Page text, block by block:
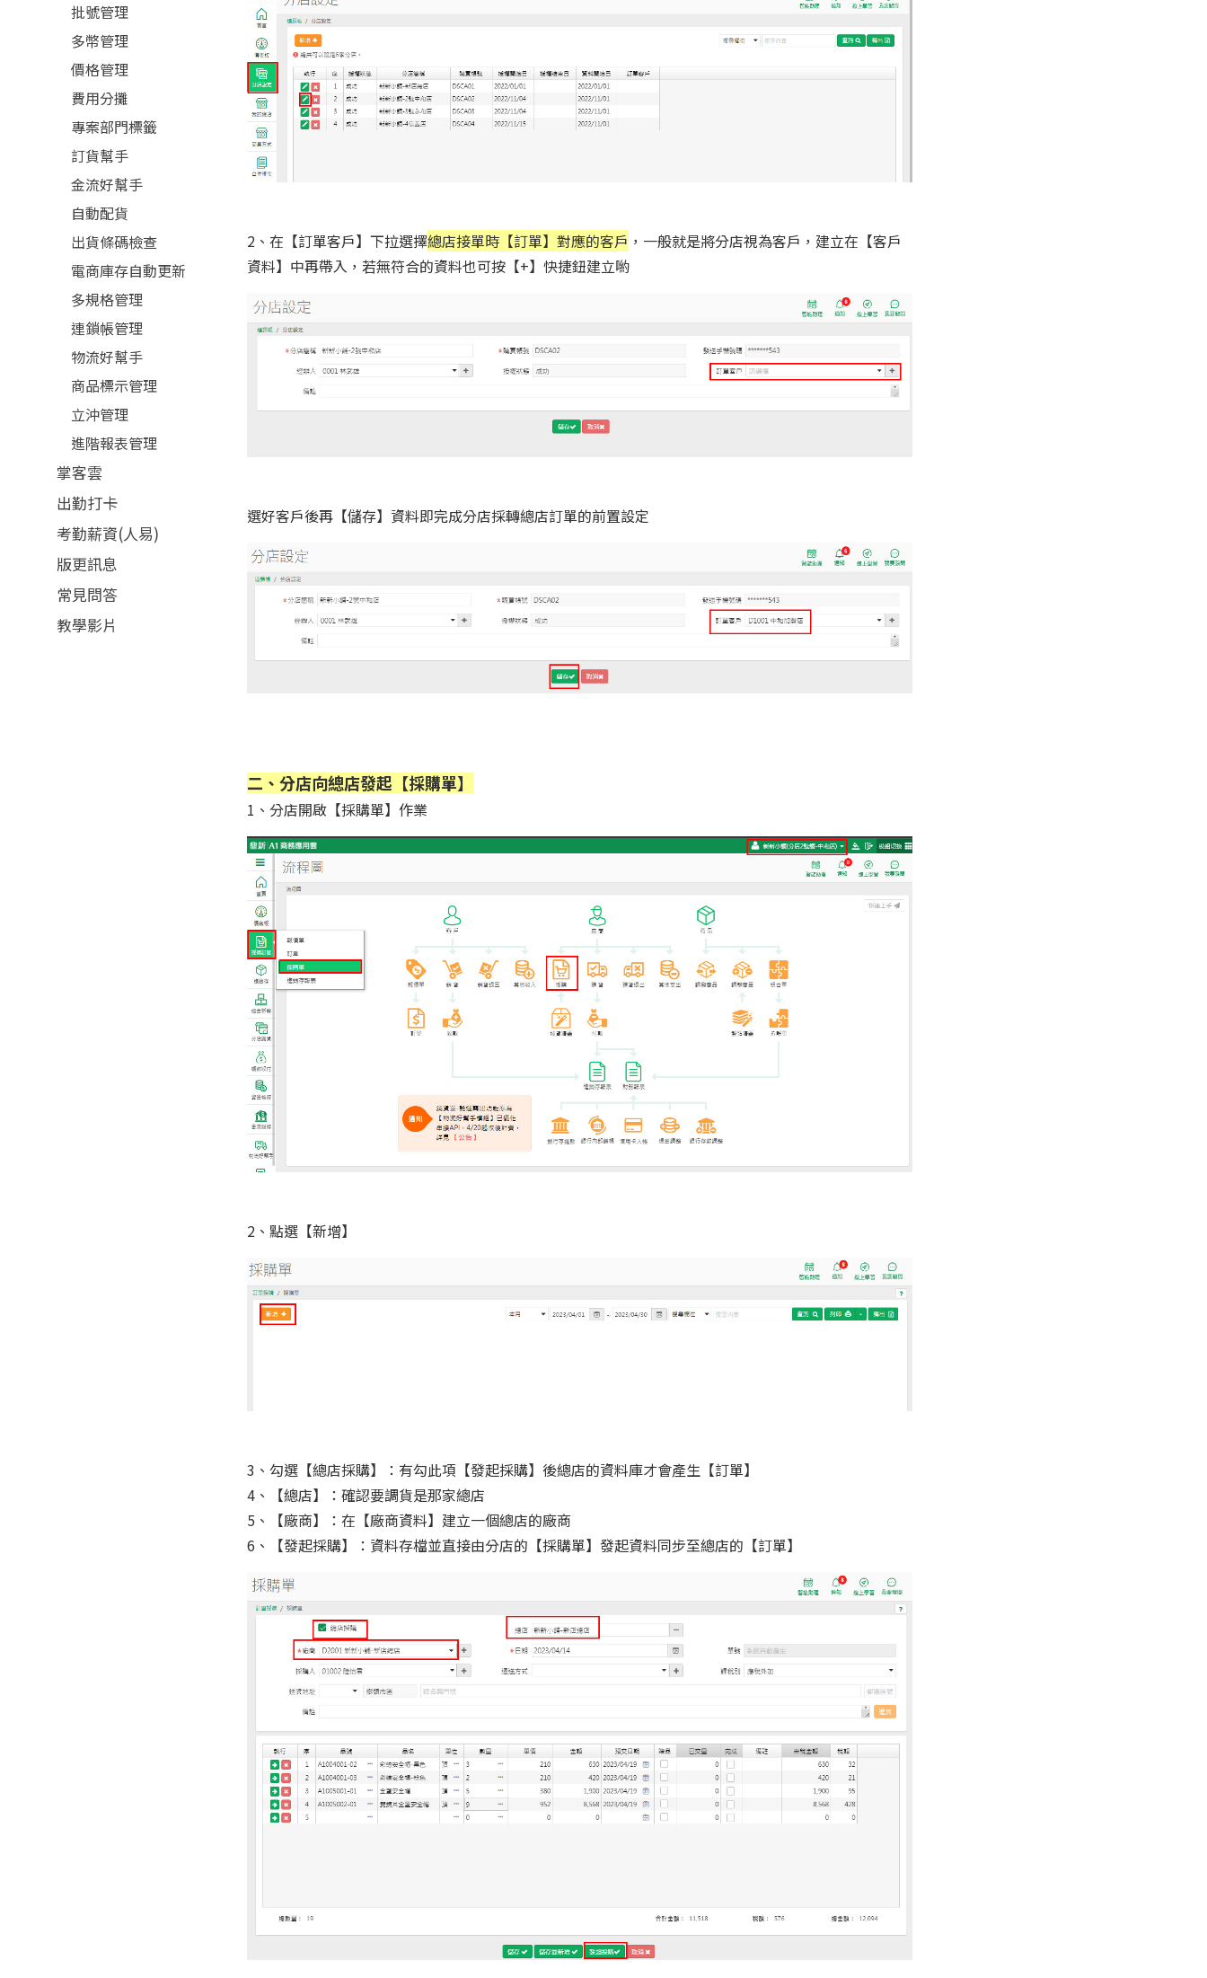
批號管理
多幣管理
價格管理
費用分攤
專案部門標籤
訂貨幫手
金流好幫手
自動配貨
出貨條碼檢查
電商庫存自動更新
多規格管理
連鎖帳管理
物流好幫手
商品標示管理
立沖管理
進階報表管理
掌客雲
出勤打卡
考勤薪資(人易)
版更訊息
常見問答
教學影片
2、在【訂單客戶】下拉選擇總店接單時【訂單】對應的客戶 ，一般就是將分店視為客戶，建立在【客戶
資料】中再帶入，若無符合的資料也可按【+】快捷鈕建立喲
選好客戶後再【儲存】資料即完成分店採轉總店訂單的前置設定
二、分店向總店發起【採購單】
1、分店開啟【採購單】作業
2、點選【新增】
3、勾選【總店採購】：有勾此項【發起採購】後總店的資料庫才會產生【訂單】
4、【總店】：確認要調貨是那家總店
5、【廠商】：在【廠商資料】建立一個總店的廠商
6、【發起採購】：資料存檔並直接由分店的【採購單】發起資料同步至總店的【訂單】